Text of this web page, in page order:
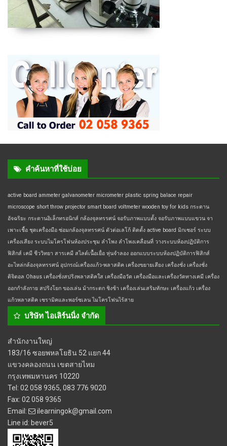
คำค้นหาที่ใช้บ่อย
active board ammeter galvanometer micrometer plastic spring balace repair
microscope short throw projector smart board voltmeter wooden toy for kids กระดาน
อัจฉริยะ กระดานอิเล็กทรอนิกส์ กล้องจุลทรรศน์ จอรับภาพแบบตั้ง จอรับภาพแบบแขวน จา
เพาะเชื้อ ชุดเครื่องมือ ซ่อมกล้องจุลทรรศน์ ตัวต่อเลโก้ ติดตั้ง active board มิกเซอร์ ระบบ
เครื่องเสียง ระบบไมโครโฟนห้องประชุม ลำโพง ลำโพงเคลื่อนที่ วางระบบห้องปฏิบัติการ
ฟิสิกส์ เคมี ชีววิทยา สารเคมี สไลด์เนื้อเยื่อ หุ่นจำลอง ออกแบบระบบห้องปฏิบัติการฟิสิกส์
อะไหล่กล้องจุลทรรศน์ อุปกรณ์เครื่องแก้ว-พลาสติค เครื่องขยายเสียง เครื่องชั่ง เครื่องชั่ง
ดิจิตอล Ohaus เครื่องชั่งสปริงพลาสติคใส เครื่องมือวัด เครื่องมือและเครื่องวัดทางเคมี เครื่อง
ออกกำลังกาย สปริงโยก ของเล่น ม้ากระดก ชิงช้า เครื่องเล่นเสริมทักษะ เครื่องแก้ว เครื่อง
แก้วพลาสติค เซรามิคและพอร์ซเลน ไมโครโฟนไร้สาย
บริษัท ไอเลิร์นนิ่ง จำกัด
สำนักงานใหญ่
183/16 ซอยพหลโยธิน 52 แยก 44
แขวงคลองถนน เขตสายไหม
กรุงเทพมหานคร 10220
Tel: 02 058 9365, 083 776 9020
Fax: 02 058 9365
Email:
ilearningok@gmail.com
Line id: bever5